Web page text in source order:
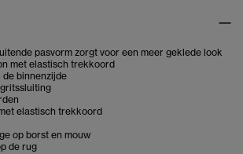
pasvorm zorgt voor een meer geklede look
met elastisch trekkoord
binnenzijde
elastisch trekkoord
op borst en mouw
de rug